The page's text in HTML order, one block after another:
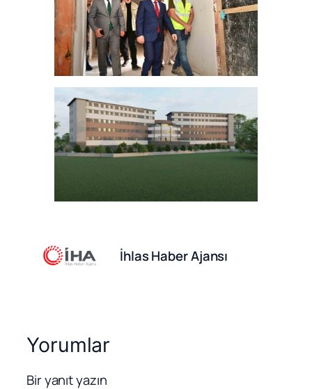
İhlas Haber Ajansı
Yorumlar
Bir yanıt yazın